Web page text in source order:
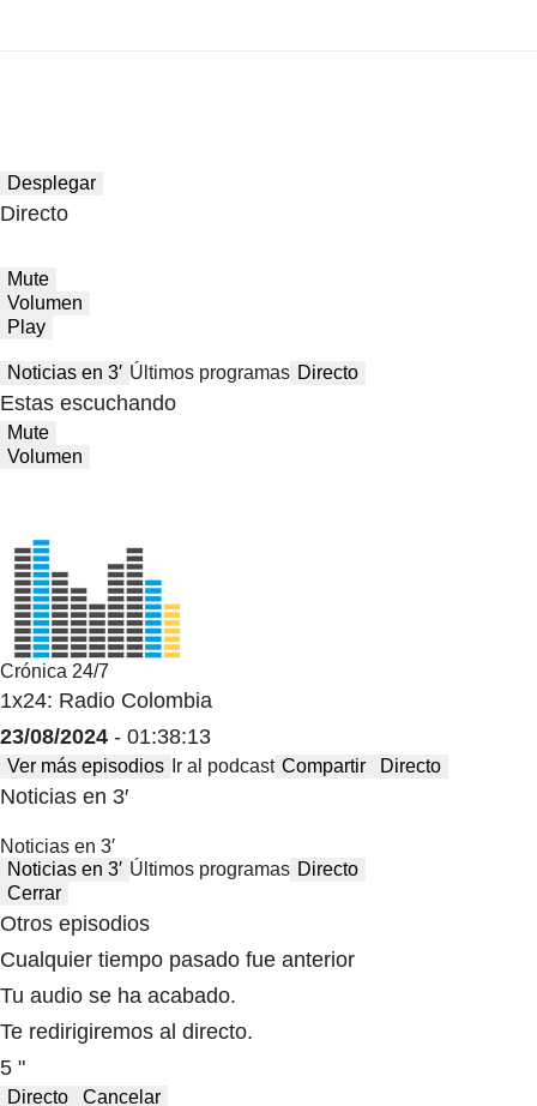
Desplegar
Directo
Mute
Volumen
Play
Noticias en 3′ Últimos programas Directo
Estas escuchando
Mute
Volumen
Crónica 24/7
1x24: Radio Colombia
23/08/2024 - 01:38:13
Ver más episodios Ir al podcast Compartir Directo
Noticias en 3′
Noticias en 3′
Noticias en 3′ Últimos programas Directo
Cerrar
Otros episodios
Cualquier tiempo pasado fue anterior
Tu audio se ha acabado.
Te redirigiremos al directo.
5 "
Directo Cancelar